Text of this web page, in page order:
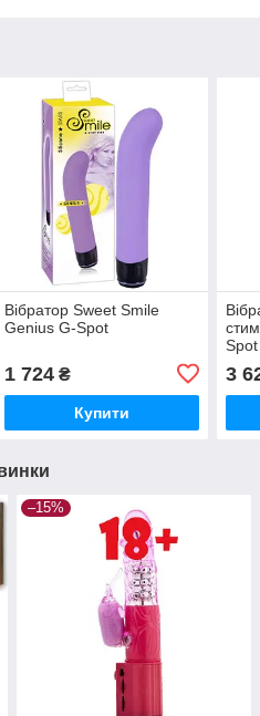
Вібратор Sweet Smile
Genius G-Spot
1 724₴
Купити
Spot
3
–15%